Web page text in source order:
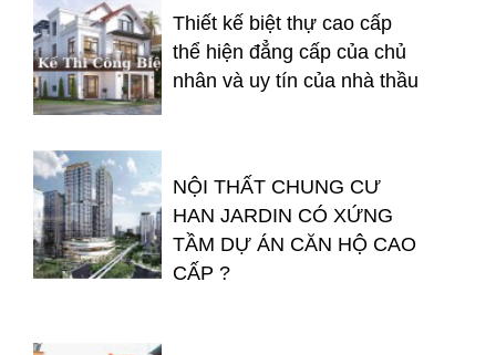
Thiết kế biệt thự cao cấp
thể hiện đẳng cấp của chủ
nhân và uy tín của nhà thầu
NỘI THẤT CHUNG CƯ
HAN JARDIN CÓ XỨNG
TẦM DỰ ÁN CĂN HỘ CAO
CẤP ?